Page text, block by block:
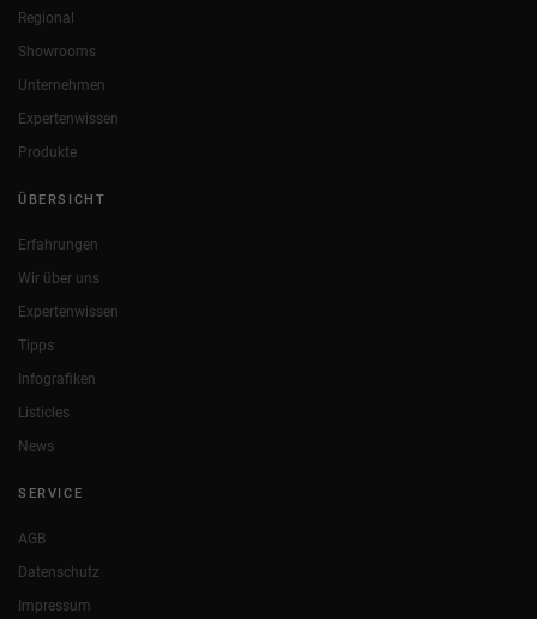
Regional
Showrooms
Unternehmen
Expertenwissen
Produkte
ÜBERSICHT
Erfahrungen
Wir über uns
Expertenwissen
Tipps
Infografiken
Listicles
News
SERVICE
AGB
Datenschutz
Impressum